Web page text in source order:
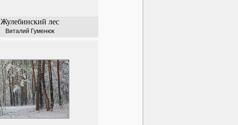
Жулебинский лес
Виталий Гуменюк